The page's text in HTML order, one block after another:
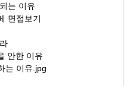
는 이유
면접보기
안한 이유
는 이유.jpg